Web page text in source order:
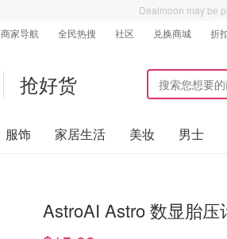
Dealmoon may be
商家导航 全民热搜 社区 兑换商城 折
抢好货
服饰 家居生活 美妆 男士
AstroAI Astro 数显胎